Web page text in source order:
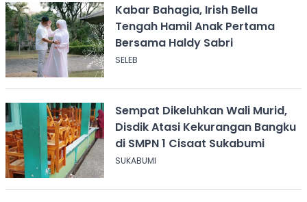
Kabar Bahagia, Irish Bella
Tengah Hamil Anak Pertama
Bersama Haldy Sabri
SELEB
Sempat Dikeluhkan Wali Murid,
Disdik Atasi Kekurangan Bangku
di SMPN 1 Cisaat Sukabumi
SUKABUMI